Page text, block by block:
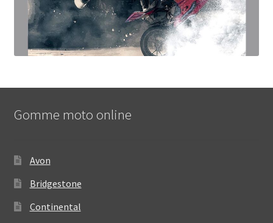
Gomme moto online
Avon
Bridgestone
Continental